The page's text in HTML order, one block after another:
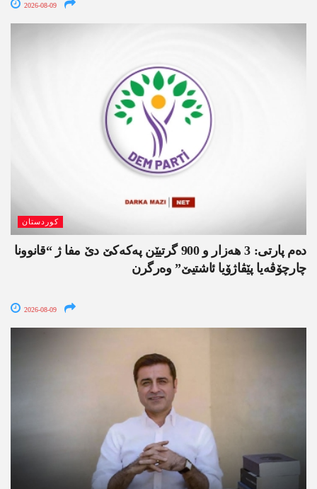
2026-08-09
کوردستان
دەم پارتی: 3 ھەزار و 900 گرتیێن پەکەکێ دێ مفا ژ “قانوونا
چارچۆڤەیا پێڤاژۆیا ئاشتیێ” وەرگرن
2026-08-09